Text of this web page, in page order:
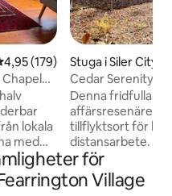
av 5 i genomsnittligt
4,95 (179)
Chapel
lokala
med
Kliv in
kök,
Stuga i Siler City
Cedar Serenity –
tillflyktsställe
Denna fridfulla
affärsresenärer
tillflyktsort för
distansarbete.
dubbelsäng,
stora duschen
duschhuvuden
för
Village